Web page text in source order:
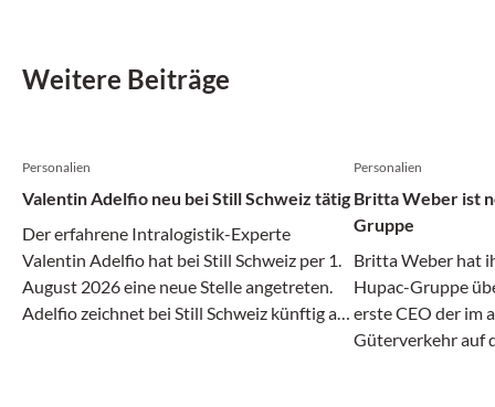
Weitere Beiträge
Personalien
Valentin Adelfio neu bei Still Schweiz tätig
Der erfahrene Intralogistik-Experte
Valentin Adelfio hat bei Still Schweiz per 1.
August 2026 eine neue Stelle angetreten.
Adelfio zeichnet bei Still Schweiz künftig als
Personalien
Britta Weber ist
Gruppe
Britta Weber hat
Hupac-Gruppe
erste CEO der im
Güterverkehr auf